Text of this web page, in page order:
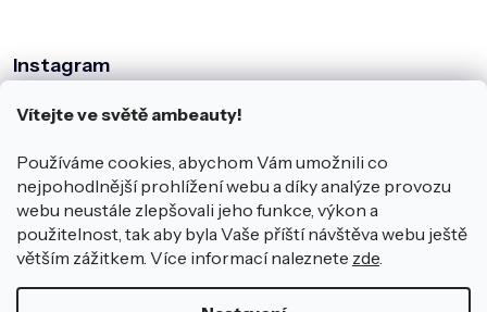
Vítejte ve světě ambeauty!
Používáme cookies, abychom Vám umožnili co
nejpohodlnější prohlížení webu a díky analýze provozu
webu neustále zlepšovali jeho funkce, výkon a
použitelnost, tak aby byla Vaše příští návštěva webu ještě
větším zážitkem. Více informací naleznete zde.
Instagram
Sledovat na Instagramu